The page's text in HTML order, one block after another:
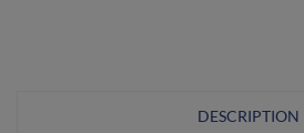
DESCRIPTION